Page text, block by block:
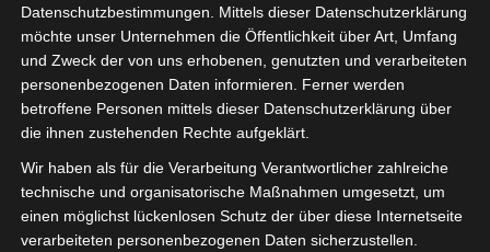
Sie befinden sich hier:Startseite»Olympique de Béjà
(OB) – El Gawafel Sportives de Gafsa (EGSG)
8 Okt. 2023 -
15:00
Meisterschaft Tunesien 2023/2024 -
Gruppenphase| Spieltag 6
Halbzeit: 1-0
Datenschutzbestimmungen. Mittels dieser Datenschutzerklärung
möchte unser Unternehmen die Öffentlichkeit über Art, Umfang
und Zweck der von uns erhobenen, genutzten und verarbeiteten
personenbezogenen Daten informieren. Ferner werden
betroffene Personen mittels dieser Datenschutzerklärung über
die ihnen zustehenden Rechte aufgeklärt.
Wir haben als für die Verarbeitung Verantwortlicher zahlreiche
technische und organisatorische Maßnahmen umgesetzt, um
einen möglichst lückenlosen Schutz der über diese Internetseite
verarbeiteten personenbezogenen Daten sicherzustellen.